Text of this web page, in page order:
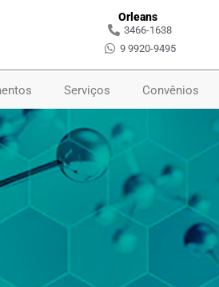
Orleans
3466-1638
9 9920-9495
Serviços Convênios